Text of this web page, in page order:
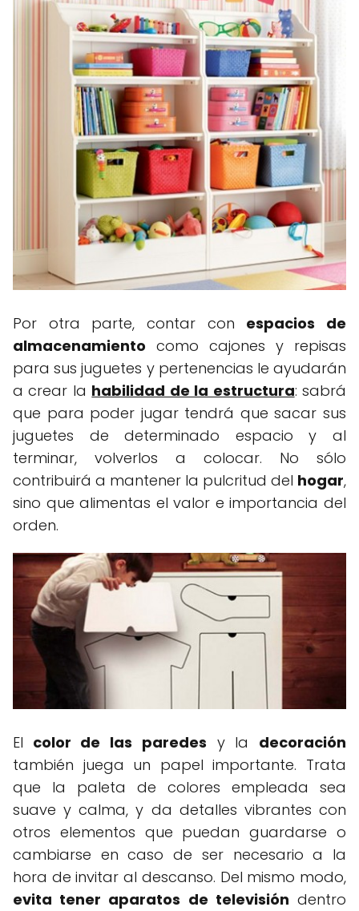
Por otra parte, contar con espacios de
almacenamiento como cajones y repisas
para sus juguetes y pertenencias le ayudarán
a crear la habilidad de la estructura: sabrá
que para poder jugar tendrá que sacar sus
juguetes de determinado espacio y al
terminar, volverlos a colocar. No sólo
contribuirá a mantener la pulcritud del hogar,
sino que alimentas el valor e importancia del
orden.
El color de las paredes y la decoración
también juega un papel importante. Trata
que la paleta de colores empleada sea
suave y calma, y da detalles vibrantes con
otros elementos que puedan guardarse o
cambiarse en caso de ser necesario a la
hora de invitar al descanso. Del mismo modo,
evita tener aparatos de televisión dentro